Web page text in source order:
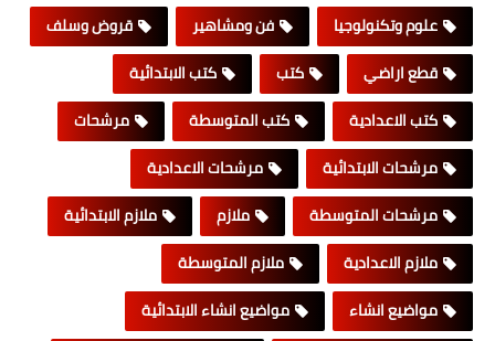
علوم وتكنولوجيا
فن ومشاهير
قروض وسلف
قطع اراضي
كتب
كتب الابتدائية
كتب الاعدادية
كتب المتوسطة
مرشحات
مرشحات الابتدائية
مرشحات الاعدادية
مرشحات المتوسطة
ملازم
ملازم الابتدائية
ملازم الاعدادية
ملازم المتوسطة
مواضيع انشاء
مواضيع انشاء الابتدائية